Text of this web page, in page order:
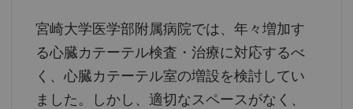
宮崎大学医学部附属病院では、年々増加す
る心臓カテーテル検査・治療に対応するべ
く、心臓カテーテル室の増設を検討してい
ました。しかし、適切なスペースがなく、